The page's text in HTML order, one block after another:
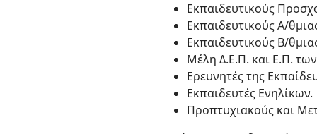
Εκπαιδευτικούς
Εκπαιδευτικούς Α/
Εκπαιδευτικούς Β/
Μέλη Δ.Ε.Π. και Ε.Π. των
Ερευνητές της
Εκπαιδευτές Ενηλίκων.
Προπτυχιακούς και